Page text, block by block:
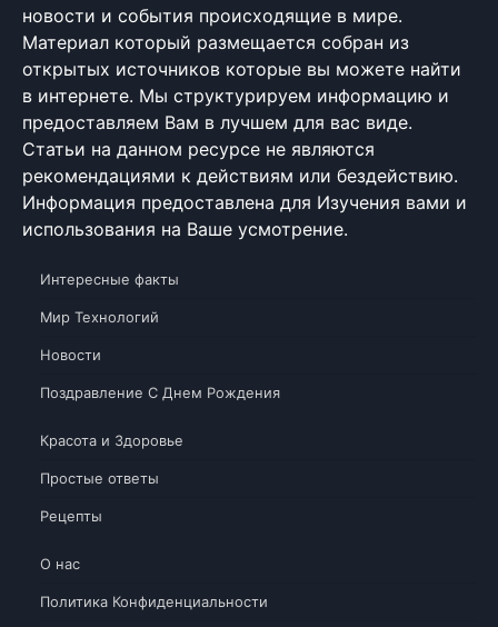
новости и события происходящие в мире.
Материал который размещается собран из
открытых источников которые вы можете найти
в интернете. Мы структурируем информацию и
предоставляем Вам в лучшем для вас виде.
Статьи на данном ресурсе не являются
рекомендациями к действиям или бездействию.
Информация предоставлена для Изучения вами и
использования на Ваше усмотрение.
Интересные факты
Мир Технологий
Новости
Поздравление С Днем Рождения
Красота и Здоровье
Простые ответы
Рецепты
О нас
Политика Конфиденциальности